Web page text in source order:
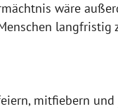
wäre
langfristig
mitfiebern